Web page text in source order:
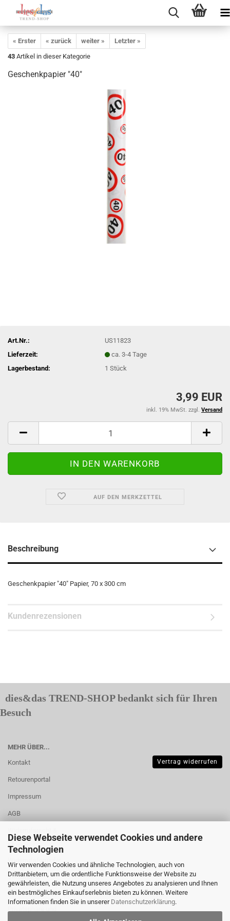
Diese Webseite verwendet Cookies und andere
Technologien
Wir verwenden Cookies und ähnliche Technologien, auch von
Drittanbietern, um die ordentliche Funktionsweise der Website zu
gewährleisten, die Nutzung unseres Angebotes zu analysieren und Ihnen
ein bestmögliches Einkaufserlebnis bieten zu können. Weitere
Informationen finden Sie in unserer Datenschutzerklärung.
« Erster « zurück weiter »
Letzter »
43 Artikel in dieser Kategorie
Geschenkpapier "40"
Art.Nr.:
US11823
Lieferzeit:
ca. 3-4 Tage
Lagerbestand:
1Stück
3,99 EUR
inkl. 19% MwSt. zzgl. Versand
AUF DEN MERKZETTEL
Beschreibung
Geschenkpapier "40" Papier, 70 x 300 cm
Kundenrezensionen
dies&das TREND-SHOP bedankt sich für Ihren
Besuch
MEHR ÜBER...
Kontakt
Retourenportal
Impressum
AGB
Muster-
Widerrufsformular
Versand- &
Zahlungsbedingungen
Vertrag widerrufen